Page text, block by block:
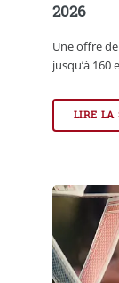
2026
Une offre
jusqu’à 160
LIRE LA